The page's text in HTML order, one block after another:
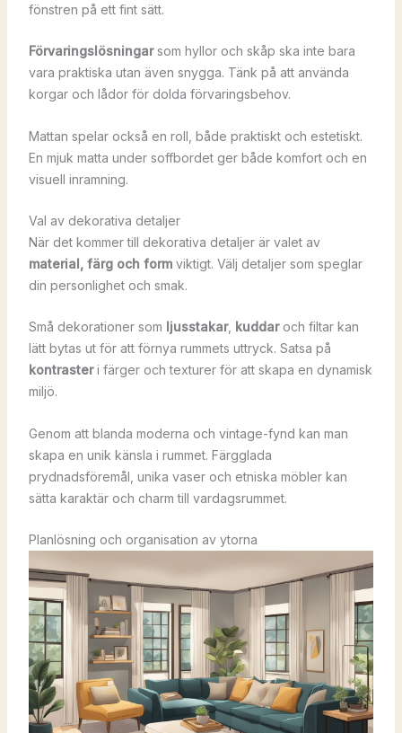
fönstren på ett fint sätt.
Förvaringslösningarsom hyllor och skåp ska inte bara
vara praktiska utan även snygga. Tänk på att använda
korgar och lådor för dolda förvaringsbehov.
Mattan spelar också en roll, både praktiskt och estetiskt.
En mjuk matta under soffbordet ger både komfort och en
visuell inramning.
Val av dekorativa detaljer
När det kommer till dekorativa detaljer är valet av
material, färg och formviktigt. Välj detaljer som speglar
din personlighet och smak.
Små dekorationer som ljusstakar, kuddaroch filtar kan
lätt bytas ut för att förnya rummets uttryck. Satsa på
kontrasteri färger och texturer för att skapa en dynamisk
miljö.
Genom att blanda moderna och vintage-fynd kan man
skapa en unik känsla i rummet. Färgglada
prydnadsföremål, unika vaser och etniska möbler kan
sätta karaktär och charm till vardagsrummet.
Planlösning och organisation av ytorna